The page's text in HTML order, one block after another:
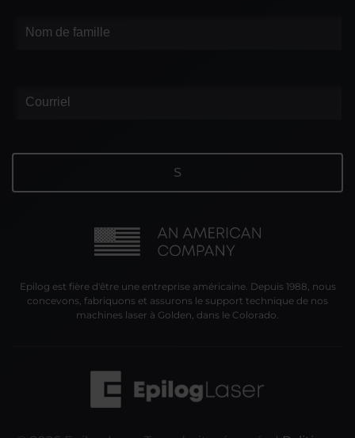
Epilog est fière d'être une entreprise américaine. Depuis 1988, nous
concevons, fabriquons et assurons le support technique de nos
machines laser à Golden, dans le Colorado.